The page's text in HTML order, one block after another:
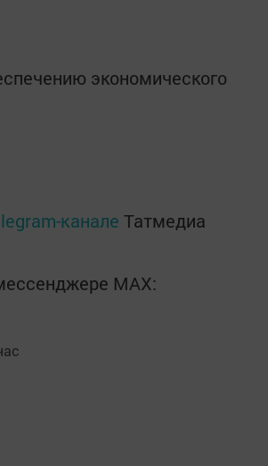
экономического
канале Татмедиа
MАХ: